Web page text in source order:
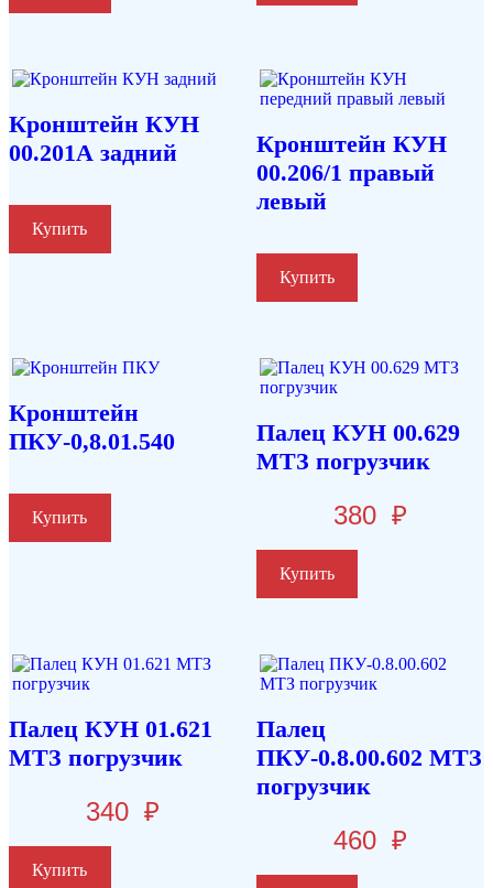
Кронштейн КУН
00.201А задний
Купить
Кронштейн КУН
00.206/1 правый
левый
Купить
Кронштейн
ПКУ-0,8.01.540
Купить
Палец КУН 00.629
МТЗ погрузчик
380 ₽
Купить
Палец КУН 01.621
МТЗ погрузчик
340 ₽
Купить
Палец
ПКУ-0.8.00.602 МТЗ
погрузчик
460 ₽